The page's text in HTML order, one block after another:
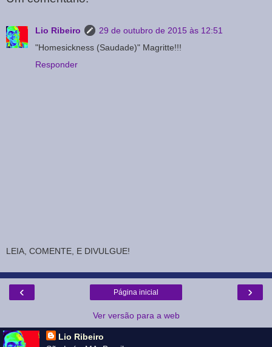
Lio Ribeiro
29 de outubro de 2015 às 12:51
"Homesickness (Saudade)" Magritte!!!
Responder
LEIA, COMENTE, E DIVULGUE!
‹ ›
Página inicial
Ver versão para a web
Lio Ribeiro